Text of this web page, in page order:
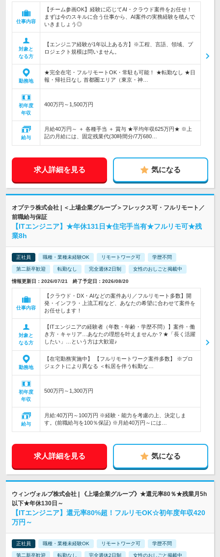
仕事内容
【チーム参画OK】経験に応じてAI・クラウド案件をお任せ！
まずは今のスキルに合う仕事から、AI案件の実務経験を積んで
いきましょう◎
対象と
なる方
【エンジニア経験が1年以上ある方】※工程、言語、領域、プ
ロジェクト規模は問いません。
勤務地
★完全在宅・フルリモートOK・常駐も可能！ ★転勤なし ★日
報・帰社日なし 首都圏エリア（東京・神…
初年度
年収
400万円～1,500万円
給与
月給40万円～ ＋ 各種手当 ＋ 賞与 ★平均年収625万円★ ※上
記の月給には、固定残業代(30時間分/7万680…
求人詳細を見る 気になる
オプテラ株式会社 | ＜上場企業グループ＞フレックス可・フルリモート／
前職給与保証
【ITエンジニア】★年休131日★住宅手当有★フルリモ可★残
業8h
正社員 職種・業種未経験OK リモートワーク可 学歴不問
第二新卒歓迎 転勤なし 完全週休2日制 女性のおしごと掲載中
情報更新日：2026/07/21 終了予定日：2026/08/20
仕事内容
【クラウド・DX・AIなどの案件あり／フルリモート多数】開
発・インフラ・上流工程など、あなたの希望に合わせて案件を
お任せします！
対象と
なる方
【ITエンジニアの経験者（年数・年齢・学歴不問）】案件・働
き方・キャリア…あなたの理想を叶えませんか？★「長く活躍
したい」…という方は大歓迎♪
勤務地
【在宅勤務実施中】 【フルリモートワーク案件多数】 ※プロ
ジェクトにより異なる ＜転居を伴う転勤な…
初年度
年収
500万円～1,300万円
給与
月給:40万円～100万円 ※経験・能力を考慮の上、決定しま
す。(前職給与を100％保証) ※月給40万円～には…
求人詳細を見る 気になる
ウィンヴォルブ株式会社 | 《上場企業グループ》★還元率80％★残業月5h
以下★年休130日～
【ITエンジニア】還元率80%超！フルリモOK☆初年度年収420
万円～
正社員 職種・業種未経験OK リモートワーク可 学歴不問
第二新卒歓迎 転勤なし 完全週休2日制 女性のおしごと掲載中